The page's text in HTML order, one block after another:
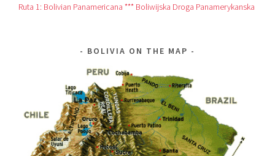
Ruta 1: Bolivian Panamericana *** Boliwijska Droga Panamerykanska
BOLIVIA ON THE MAP